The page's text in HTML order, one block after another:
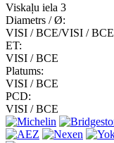
Viskaļu iela 3
Diametrs / Ø:
VISI / ВСЕ/VISI / ВСЕ
ET:
VISI / ВСЕ
Platums:
VISI / ВСЕ
PCD:
VISI / ВСЕ